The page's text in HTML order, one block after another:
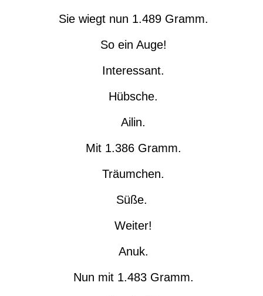
Sie wiegt nun 1.489 Gramm.
So ein Auge!
Interessant.
Hübsche.
Ailin.
Mit 1.386 Gramm.
Träumchen.
Süße.
Weiter!
Anuk.
Nun mit 1.483 Gramm.